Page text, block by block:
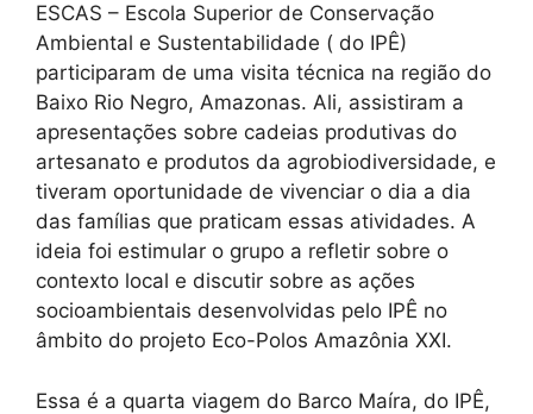
ESCAS – Escola Superior de Conservação
Ambiental e Sustentabilidade ( do IPÊ)
participaram de uma visita técnica na região do
Baixo Rio Negro, Amazonas. Ali, assistiram a
apresentações sobre cadeias produtivas do
artesanato e produtos da agrobiodiversidade, e
tiveram oportunidade de vivenciar o dia a dia
das famílias que praticam essas atividades. A
ideia foi estimular o grupo a refletir sobre o
contexto local e discutir sobre as ações
socioambientais desenvolvidas pelo IPÊ no
âmbito do projeto Eco-Polos Amazônia XXI.
Essa é a quarta viagem do Barco Maíra, do IPÊ,